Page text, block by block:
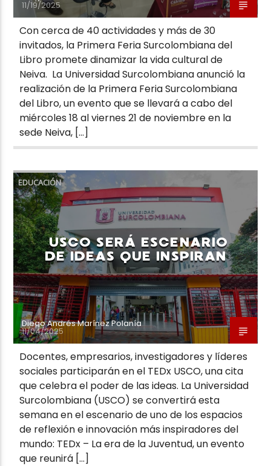
11/19/2025
Con cerca de 40 actividades y más de 30
invitados, la Primera Feria Surcolombiana del
Libro promete dinamizar la vida cultural de
Neiva. La Universidad Surcolombiana anunció la
realización de la Primera Feria Surcolombiana
del Libro, un evento que se llevará a cabo del
miércoles 18 al viernes 21 de noviembre en la
sede Neiva, […]
EDUCACIÓN
USCO SERÁ ESCENARIO
DE IDEAS QUE INSPIRAN
Diego Andrés Marínez Polanía
11/04/2025
Docentes, empresarios, investigadores y líderes
sociales participarán en el TEDx USCO, una cita
que celebra el poder de las ideas. La Universidad
Surcolombiana (USCO) se convertirá esta
semana en el escenario de uno de los espacios
de reflexión e innovación más inspiradores del
mundo: TEDx – La era de la Juventud, un evento
que reunirá […]